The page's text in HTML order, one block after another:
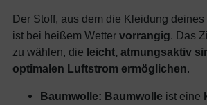
Der Stoff, aus dem die Kleidung
ist bei heißem Wetter vorrangig. Das
zu wählen, die leicht, atmungsaktiv
optimalen Luftstrom ermöglichen.
Baumwolle: Baumwolle ist eine